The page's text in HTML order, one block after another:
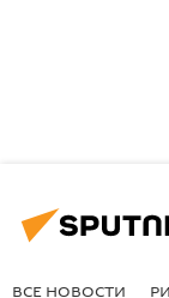
ВСЕ НОВОСТИ